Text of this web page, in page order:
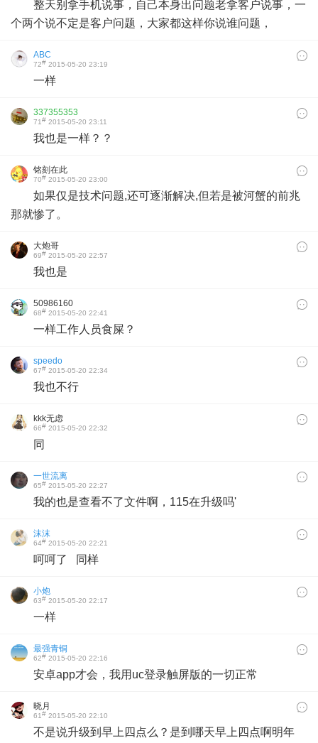
整天别拿手机说事，自己本身出问题老拿客户说事，一
个两个说不定是客户问题，大家都这样你说谁问题，
ABC
72# 2015-05-20 23:19
一样
337355353
71# 2015-05-20 23:11
我也是一样？？
铭刻在此
70# 2015-05-20 23:00
如果仅是技术问题,还可逐渐解决,但若是被河蟹的前兆
那就惨了。
大炮哥
69# 2015-05-20 22:57
我也是
50986160
68# 2015-05-20 22:41
一样工作人员食屎？
speedo
67# 2015-05-20 22:34
我也不行
kkk无虑
66# 2015-05-20 22:32
同
一世流离
65# 2015-05-20 22:27
我的也是查看不了文件啊，115在升级吗'
沫沫
64# 2015-05-20 22:21
呵呵了 同样
小炮
63# 2015-05-20 22:17
一样
最强青铜
62# 2015-05-20 22:16
安卓app才会，我用uc登录触屏版的一切正常
晓月
61# 2015-05-20 22:10
不是说升级到早上四点么？是到哪天早上四点啊明年